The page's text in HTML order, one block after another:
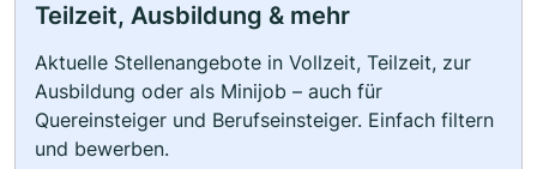
Teilzeit, Ausbildung & mehr
Aktuelle Stellenangebote in Vollzeit, Teilzeit, zur
Ausbildung oder als Minijob – auch für
Quereinsteiger und Berufseinsteiger. Einfach filtern
und bewerben.